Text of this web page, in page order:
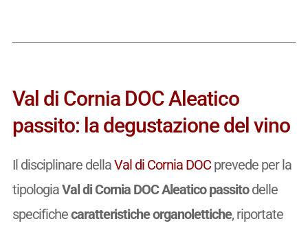
Val di Cornia DOC Aleatico
passito: la degustazione del vino
Il disciplinare dellaVal di Cornia DOCprevede per la
tipologiaVal di Cornia DOC Aleatico passitodelle
specifichecaratteristiche organolettiche, riportate